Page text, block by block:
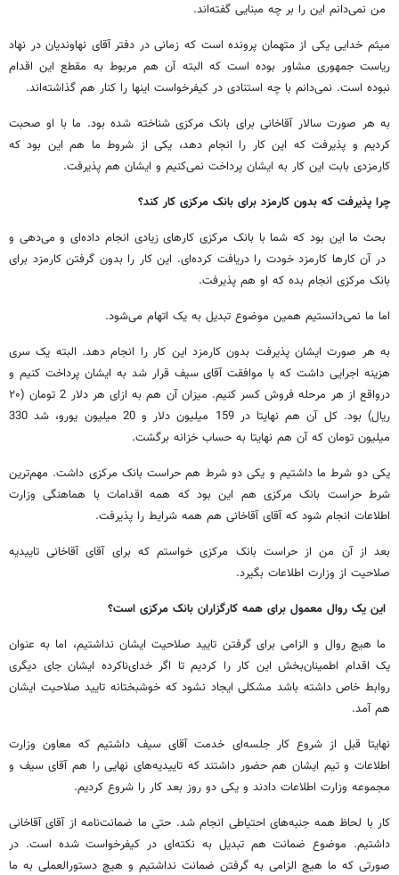
من نمی‌دانم این را بر چه مبنایی گفته‌اند.
میثم خدایی یکی از متهمان پرونده است که زمانی در دفتر آقای نهاوندیان در نهاد
ریاست جمهوری مشاور بوده است که البته آن هم مربوط به مقطع این اقدام
نبوده است. نمی‌دانم با چه استنادی در کیفرخواست اینها را کنار هم گذاشته‌اند.
به هر صورت سالار آقاخانی برای بانک مرکزی شناخته شده بود. ما با او صحبت
کردیم و پذیرفت که این کار را انجام دهد، یکی از شروط ما هم این بود که
کارمزدی بابت این کار به ایشان پرداخت نمی‌کنیم و ایشان هم پذیرفت.
چرا پذیرفت که بدون کارمزد برای بانک مرکزی کار کند؟
بحث ما این بود که شما با بانک مرکزی کارهای زیادی انجام داده‌ای و می‌دهی و
در آن کارها کارمزد خودت را دریافت کرده‌ای. این کار را بدون گرفتن کارمزد برای
بانک مرکزی انجام بده که او هم پذیرفت.
اما ما نمی‌دانستیم همین موضوع تبدیل به یک اتهام می‌شود.
به هر صورت ایشان پذیرفت بدون کارمزد این کار را انجام دهد. البته یک سری
هزینه اجرایی داشت که با موافقت آقای سیف قرار شد به ایشان پرداخت کنیم و
درواقع از هر مرحله فروش کسر کنیم. میزان آن هم به ازای هر دلار 2 تومان (۲۰
ریال) بود. کل آن هم نهایتا در 159 میلیون دلار و 20 میلیون یورو، شد 330
میلیون تومان که آن هم نهایتا به حساب خزانه برگشت.
یکی دو شرط ما داشتیم و یکی دو شرط هم حراست بانک مرکزی داشت. مهم‌ترین
شرط حراست بانک مرکزی هم این بود که همه اقدامات با هماهنگی وزارت
اطلاعات انجام شود که آقای آقاخانی هم همه شرایط را پذیرفت.
بعد از آن من از حراست بانک مرکزی خواستم که برای آقای آقاخانی تاییدیه
صلاحیت از وزارت اطلاعات بگیرد.
این یک روال معمول برای همه کارگزاران بانک مرکزی است؟
ما هیچ روال و الزامی برای گرفتن تایید صلاحیت ایشان نداشتیم، اما به عنوان
یک اقدام اطمینان‌بخش این کار را کردیم تا اگر خدای‌ناکرده ایشان جای دیگری
روابط خاص داشته باشد مشکلی ایجاد نشود که خوشبختانه تایید صلاحیت ایشان
هم آمد.
نهایتا قبل از شروع کار جلسه‌ای خدمت آقای سیف داشتیم که معاون وزارت
اطلاعات و تیم ایشان هم حضور داشتند که تاییدیه‌های نهایی را هم آقای سیف و
مجموعه وزارت اطلاعات دادند و یکی دو روز بعد کار را شروع کردیم.
کار با لحاظ همه جنبه‌های احتیاطی انجام شد. حتی ما ضمانت‌نامه از آقای آقاخانی
داشتیم. موضوع ضمانت هم تبدیل به نکته‌ای در کیفرخواست شده است. در
صورتی که ما هیچ الزامی به گرفتن ضمانت نداشتیم و هیچ دستورالعملی به ما